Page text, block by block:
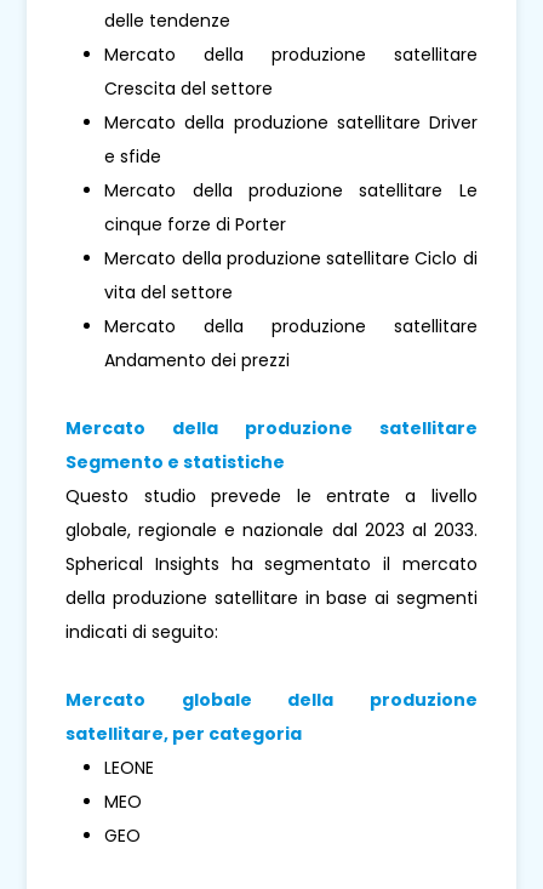
delle tendenze
Mercato della produzione satellitare
Crescita del settore
Mercato della produzione satellitare Driver
e sfide
Mercato della produzione satellitare Le
cinque forze di Porter
Mercato della produzione satellitare Ciclo di
vita del settore
Mercato della produzione satellitare
Andamento dei prezzi
Mercato della produzione satellitare
Segmento e statistiche
Questo studio prevede le entrate a livello
globale, regionale e nazionale dal 2023 al 2033.
Spherical Insights ha segmentato il mercato
della produzione satellitare in base ai segmenti
indicati di seguito:
Mercato globale della produzione
satellitare, per categoria
LEONE
MEO
GEO